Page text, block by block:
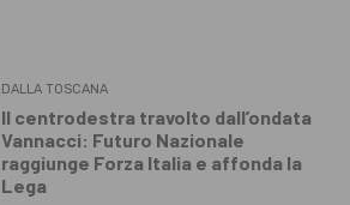
DALLA TOSCANA
Il centrodestra travolto dall’ondata
Vannacci: Futuro Nazionale
raggiunge Forza Italia e affonda la
Lega